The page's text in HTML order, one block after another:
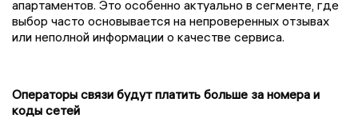
апартаментов. Это особенно актуально в сегменте, где
выбор часто основывается на непроверенных отзывах
или неполной информации о качестве сервиса.
Операторы связи будут платить больше за номера и
коды сетей